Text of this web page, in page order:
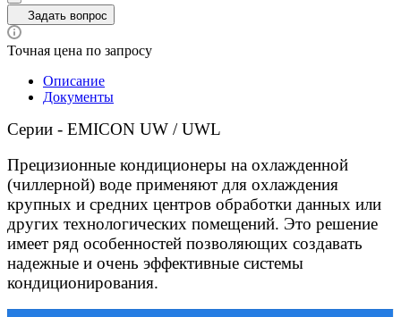
Задать вопрос
Точная цена по запросу
Описание
Документы
Серии - EMICON UW / UWL
Прецизионные кондиционеры на охлажденной
(чиллерной) воде применяют для охлаждения
крупных и средних центров обработки данных или
других технологических помещений. Это решение
имеет ряд особенностей позволяющих создавать
надежные и очень эффективные системы
кондиционирования.